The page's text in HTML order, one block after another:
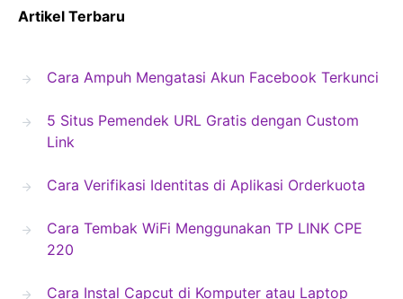
Artikel Terbaru
Cara Ampuh Mengatasi Akun Facebook Terkunci
5 Situs Pemendek URL Gratis dengan Custom
Link
Cara Verifikasi Identitas di Aplikasi Orderkuota
Cara Tembak WiFi Menggunakan TP LINK CPE
220
Cara Instal Capcut di Komputer atau Laptop